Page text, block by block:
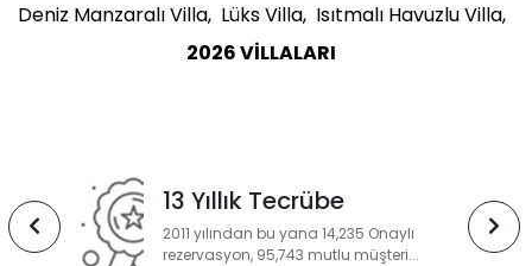
Deniz Manzaralı Villa, Lüks Villa, Isıtmalı Havuzlu Villa,
2026 VİLLALARI
13 Yıllık Tecrübe
2011 yılından bu yana 14,235 Onaylı
rezervasyon, 95,743 mutlu müşteri...